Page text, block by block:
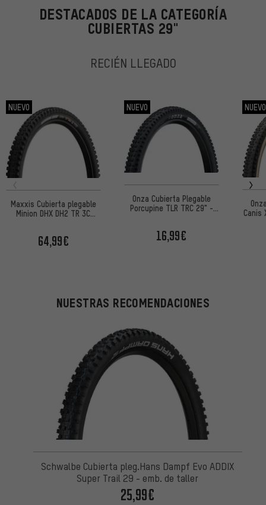
DESTACADOS DE LA CATEGORÍA
CUBIERTAS 29"
RECIÉN LLEGADO
NUEVO
Maxxis Cubierta plegable
Minion DHX DH2 TR 3C
64,99€
NUEVO
Onza Cubierta Plegable
Porcupine TLR TRC 29" -
16,99€
NUEVO
Canis
NUESTRAS RECOMENDACIONES
Schwalbe Cubierta pleg.Hans Dampf Evo ADDIX
Super Trail 29 - emb. de taller
25,99€